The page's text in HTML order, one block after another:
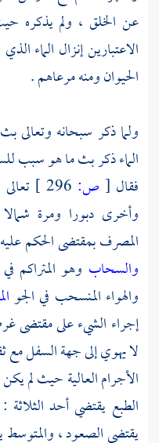
عن الخلق ، ولم يذكره
الاعتبارين إنزال الماء
الحيوان ومنه مرعاهم .
ولما ذكر سبحانه
الماء ذكر بث ما هو سبب
فقال [ ص:
وأخرى دبورا ومرة
المصرف بمقتضى الحكم
والسحاب وهو المتراكم
والهواء المنسحب في الجو
إجراء الشيء على
لا يهوي إلى جهة السفل مع
الأجرام العالية حيث لم
الطبع يقتضي أحد
يقتضي الصعود ، والمتوسط